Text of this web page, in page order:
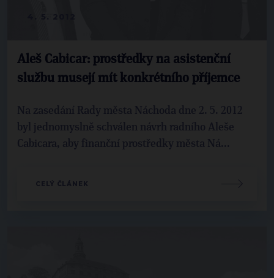
Aleš Cabicar: prostředky na asistenční
službu musejí mít konkrétního příjemce
Na zasedání Rady města Náchoda dne 2. 5. 2012
byl jednomyslně schválen návrh radního Aleše
Cabicara, aby finanční prostředky města Ná...
CELÝ ČLÁNEK